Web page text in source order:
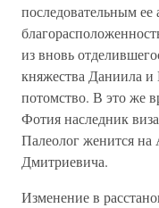
последовательным
из вновь
княжества Даниила
потомство. В это же
Фотия наследник
Палеолог женится
Дмитриевича.
Изменение в